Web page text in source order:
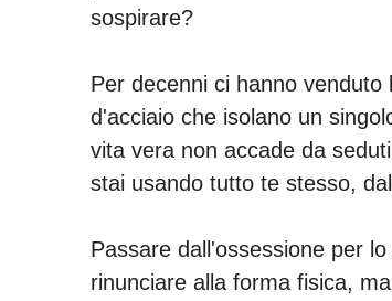
sospirare?
Per decenni ci hanno
d'acciaio che isolano un
vita vera non accade da
stai usando tutto te stesso,
Passare dall'ossessione per
rinunciare alla forma fisica,